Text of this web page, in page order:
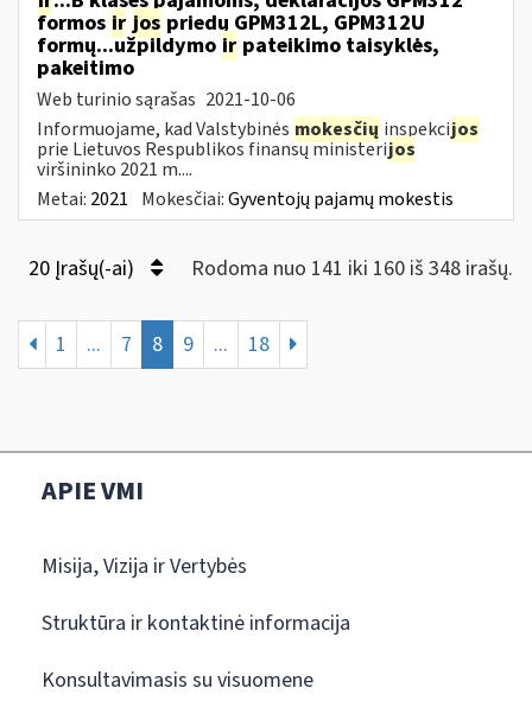
formos ir jos priedų GPM312L, GPM312U
formų...užpildymo ir pateikimo taisyklės,
pakeitimo
Web turinio sąrašas 2021-10-06
Informuojame, kad Valstybinės mokesčių inspekcijos
prie Lietuvos Respublikos finansų ministerijos
viršininko 2021 m....
Metai: 2021 Mokesčiai:Gyventojų pajamų mokestis
20 Įrašų(-ai) Rodoma nuo 141 iki 160 iš 348 irašų.
1 ... 7 8 9 ... 18
APIE VMI
Misija, Vizija ir Vertybės
Struktūra ir kontaktinė informacija
Konsultavimasis su visuomene